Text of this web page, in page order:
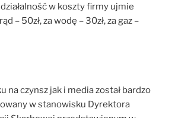
w koszty firmy ujmie
– 50zł, za wodę – 30zł, za gaz –
na czynsz jak i media został bardzo
w stanowisku Dyrektora